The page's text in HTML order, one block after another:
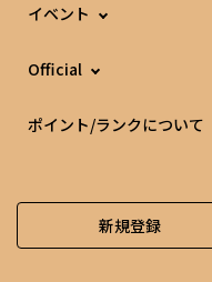
イベント
Official
ポイント/ランクについて
新規登録